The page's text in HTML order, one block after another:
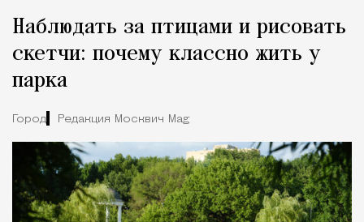
Наблюдать за птицами и рисовать
скетчи: почему классно жить у
парка
Город Редакция Москвич Mag